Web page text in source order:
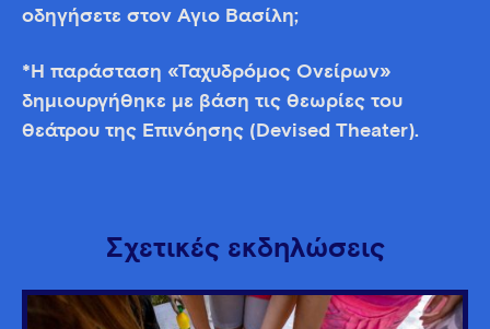
οδηγήσετε στον Άγιο Βασίλη;
*Η παράσταση «Ταχυδρόμος Ονείρων»
δημιουργήθηκε με βάση τις θεωρίες του
θεάτρου της Επινόησης (Devised Theater).
Σχετικές εκδηλώσεις